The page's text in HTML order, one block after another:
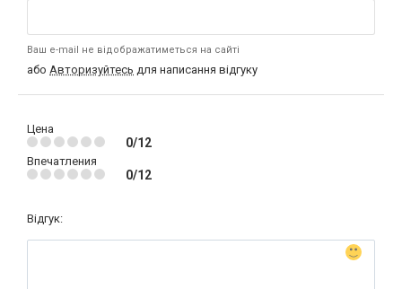
Ваш e-mail не відображатиметься на сайті
або Авторизуйтесь для написання відгуку
Цена
0/12
Впечатления
0/12
Відгук: